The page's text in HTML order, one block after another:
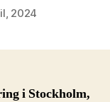
2024
i Stockholm,